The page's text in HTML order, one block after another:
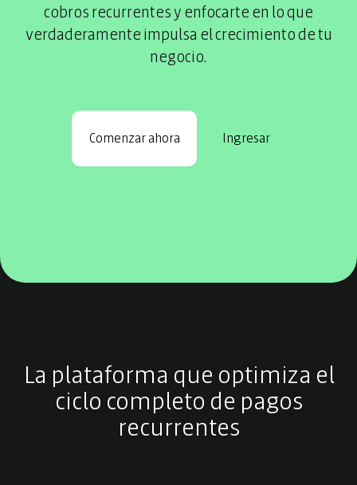
cobros recurrentes y enfocarte en lo que
verdaderamente impulsa el crecimiento de tu
negocio.
Comenzar ahora Ingresar
La plataforma que optimiza el
ciclo completo de pagos
recurrentes